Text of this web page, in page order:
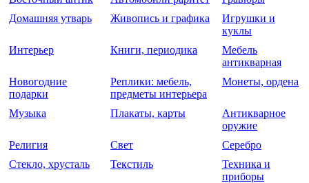
Домашняя утварь
Живопись и графика
Игрушки и
куклы
Интерьер
Книги, периодика
Мебель
антикварная
Новогодние
подарки
Реплики: мебель,
предметы интерьера
Монеты, ордена
Музыка Плакаты, карты
Антикварное
оружие
Религия
Свет
Серебро
Стекло, хрусталь
Текстиль
Техника и
приборы